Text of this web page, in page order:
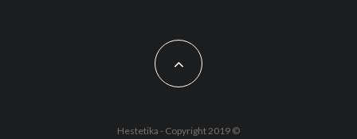
Hestetika - Copyright 2019 ©